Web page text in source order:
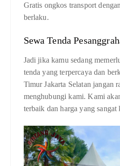
Gratis ongkos transport
berlaku.
Sewa Tenda
Jadi jika kamu sedang
tenda yang terpercaya dan
Timur Jakarta Selatan jangan
menghubungi kami. Kami
terbaik dan harga yang